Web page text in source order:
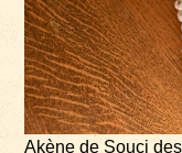
Akène de Souci